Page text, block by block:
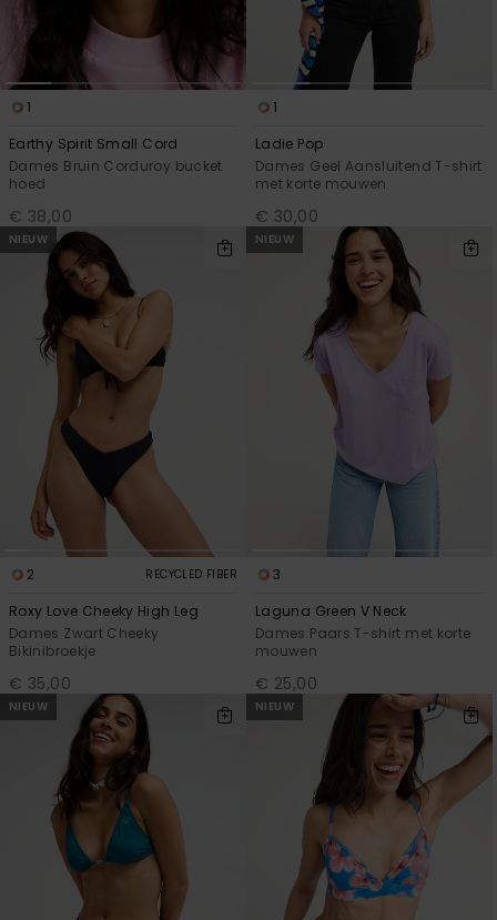
1
Earthy Spirit Small Cord
Dames Bruin Corduroy bucket
hoed
€ 38,00
1
Ladie Pop
Dames Geel Aansluitend T-shirt
met korte mouwen
€ 30,00
NIEUW
2 RECYCLED FIBER
Roxy Love Cheeky High Leg
Dames Zwart Cheeky
Bikinibroekje
€ 35,00
NIEUW
3
Laguna Green V Neck
Dames Paars T-shirt met korte
mouwen
€ 25,00
NIEUW NIEUW